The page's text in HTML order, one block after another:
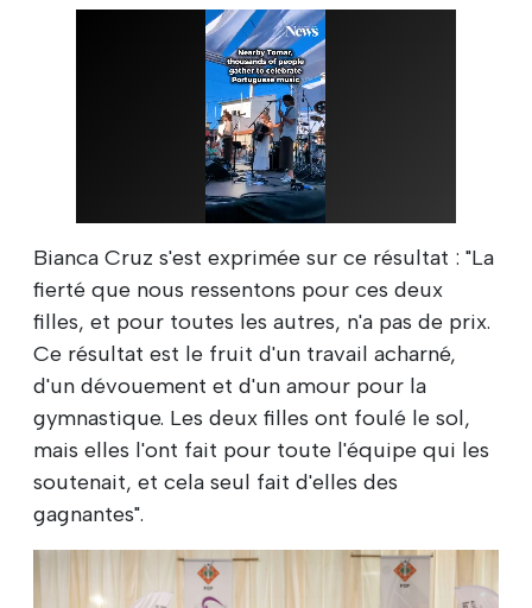
Bianca Cruz s'est exprimée sur ce résultat : "La
fierté que nous ressentons pour ces deux
filles, et pour toutes les autres, n'a pas de prix.
Ce résultat est le fruit d'un travail acharné,
d'un dévouement et d'un amour pour la
gymnastique. Les deux filles ont foulé le sol,
mais elles l'ont fait pour toute l'équipe qui les
soutenait, et cela seul fait d'elles des
gagnantes".